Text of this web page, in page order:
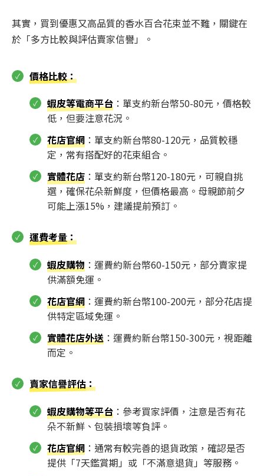
其實，買到優惠又高品質的香水百合花束並不難，關鍵在
於「多方比較與評估賣家信譽」。
價格比較：
蝦皮等電商平台 ：單支約新台幣50-80元，價格較
低，但要注意花況。
花店官網 ：單支約新台幣80-120元，品質較穩
定，常有搭配好的花束組合。
實體花店 ：單支約新台幣120-180元，可親自挑
選，確保花朵新鮮度，但價格最高。母親節前夕
可能上漲15%，建議提前預訂。
運費考量：
蝦皮購物 ：運費約新台幣60-150元，部分賣家提
供滿額免運。
花店官網 ：運費約新台幣100-200元，部分花店提
供特定區域免運。
實體花店外送 ：運費約新台幣150-300元，視距離
而定。
賣家信譽評估：
蝦皮購物等平台 ：參考買家評價，注意是否有花
朵不新鮮、包裝損壞等負評。
花店官網 ：通常有較完善的退貨政策，確認是否
提供「7天鑑賞期」或「不滿意退貨」等服務。